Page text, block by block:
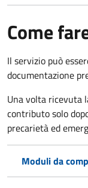
Come
Il servizio può
documentazione
Una volta ricevuta
contributo solo
precarietà ed
Moduli da